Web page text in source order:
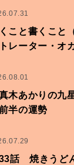
こと書くこと
レーター・オ
真木あかりの九
半の運勢
話 焼きうど